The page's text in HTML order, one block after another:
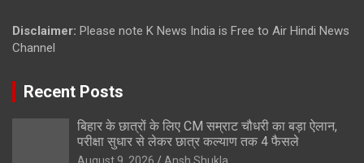
Disclaimer: Please note K News India is Free to Air Hindi News
Channel
Recent Posts
बिहार के छात्रों के लिए CM सम्राट चौधरी का बड़ा ऐलान,
परीक्षा सुधार से लेकर छात्र कल्याण तक 4 फैसले